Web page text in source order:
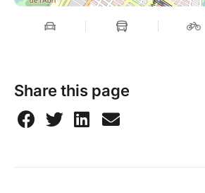
Share this page